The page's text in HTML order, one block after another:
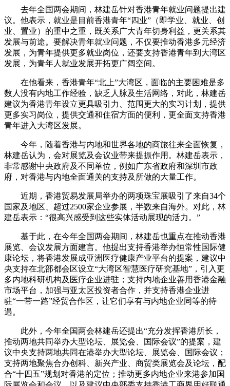
去年全国两会期间，林建岳针对香港青年就业问题提出建
议。他表示，就业是目前香港青年“四业”（即学业、就业、创
业、置业）的重中之重，既关系广大青年切身利益，更关系其
发展与前途。要解决青年就业问题，不仅要推动香港多元经济
发展，为青年提供更多就业岗位，还要支持香港青年到大湾区
发展，为青年人就业发展开拓更广阔空间。
在他看来，香港青年“北上”大湾区，面临的主要困难是多
数人没有内地工作经验，缺乏人脉及生活网络，对此，林建岳
建议为香港青年设立更具吸引力、范围更大的实习计划，提供
更多实习岗位，提供交通和住宿方面的便利，更全面支持香港
青年进入大湾区发展。
今年，随着香港与内地和世界各地的商旅往来全面恢复，
林建岳认为，会对展览及会议业带来提振作用。林建岳表示，
非常感谢中央政府及不同单位，例如广东省政府和深圳市政
府，对香港与内地全面通关的支持及所做的大量工作。
近期，香港贸易发展局举办的两项珠宝展吸引了来自34个
国家及地区、超过2500家企业参展，半数来自海外。对此，林
建岳表示：“很高兴感受到这些实体活动展现的活力。”
基于此，在今年全国两会期间，林建岳也重点在推动香港
展览、会议发展方面建言。他提出支持香港举办恒常性国际健
康论坛，将香港发展成亚洲医疗健康产业平台的提案，建议中
央支持在北部都会区设立“大湾区智慧医疗研究基地”，引入更
多内地科研机构及医疗企业进驻；支持内地企业善用香港金融
市场平台，加强与亚太区投资者合作，并支持香港企业进
驻“一带一路”经贸合作区，让它们享有与内地企业同等的待
遇。
此外，今年全国两会林建岳还提出“充分发挥香港所长，
推动两地共同举办大型论坛、展览会、国际会议”的提案，建
议中央支持两地共同在港举办大型论坛、展览会、国际会议；
支持两地聚焦合办创科、新兴产业、商贸类展览会及论坛，配
合“十四五”规划对香港的定位；推动更多内地企业来港参加国